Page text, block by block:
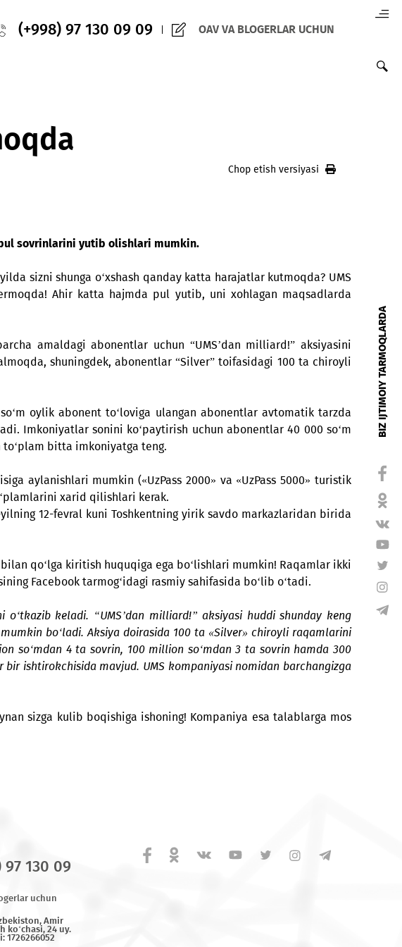
(+998) 97 130 09 09 OAV VA BLOGERLAR
23 ta pul sovrinlarini yutib olishlari mumkin.
kelasi yilda sizni shunga o‘xshash qanday katta harajatlar
imkon bermoqda! Ahir katta hajmda pul yutib, uni xohlagan
va barcha amaldagi abonentlar uchun “UMS’dan milliard!”
o‘ynalmoqda, shuningdek, abonentlar “Silver” toifasidagi 100
33 000 so‘m oylik abonent to‘loviga ulangan abonentlar
etiladi. Imkoniyatlar sonini ko‘paytirish uchun abonentlar 40
ulangan to‘plam bitta imkoniyatga teng.
aylanishlari mumkin («UzPass 2000» va «UzPass
2019-yilning 12-fevral kuni Toshkentning yirik savdo
bilan qo‘lga kiritish huquqiga ega bo‘lishlari mumkin!
Facebook tarmog‘idagi rasmiy sahifasida bo‘lib
o‘tkazib keladi. “UMS’dan milliard!” aksiyasi huddi
50 million so‘mdan 4 ta sovrin, 100 million so‘mdan 3 ta sovrin
xar bir ishtirokchisida mavjud. UMS kompaniyasi nomidan